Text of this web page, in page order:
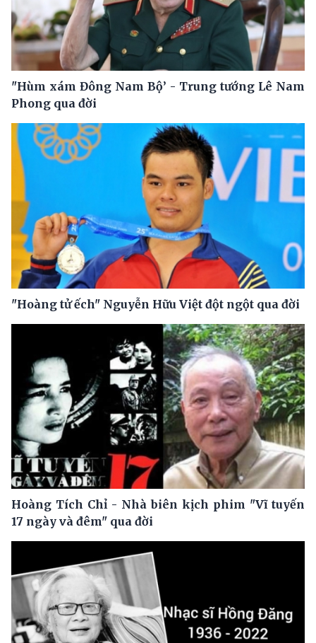
"Hùm xám Đông Nam Bộ’ - Trung tướng Lê Nam
Phong qua đời
"Hoàng tử ếch" Nguyễn Hữu Việt đột ngột qua đời
Hoàng Tích Chỉ - Nhà biên kịch phim "Vĩ tuyến
17 ngày và đêm" qua đời